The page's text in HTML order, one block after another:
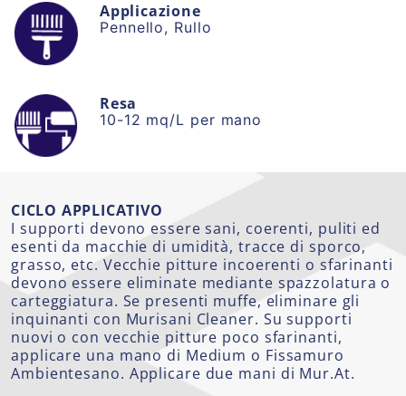
Applicazione
Pennello, Rullo
Resa
10-12 mq/L per mano
CICLO APPLICATIVO
I supporti devono essere sani, coerenti, puliti ed
esenti da macchie di umidità, tracce di sporco,
grasso, etc. Vecchie pitture incoerenti o sfarinanti
devono essere eliminate mediante spazzolatura o
carteggiatura. Se presenti muffe, eliminare gli
inquinanti con Murisani Cleaner. Su supporti
nuovi o con vecchie pitture poco sfarinanti,
applicare una mano di Medium o Fissamuro
Ambientesano. Applicare due mani di Mur.At.